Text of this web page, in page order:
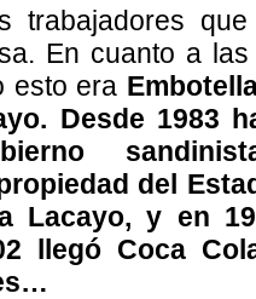
trabajadores
En cuanto a las
esto era
Desde 1983
del
Lacayo, y en
llegó Coca